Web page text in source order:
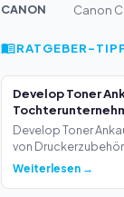
CANON
Canon
RATGEBER-
Develop Toner
Develop Toner
von Druckerzubehör.
Weiterlesen →